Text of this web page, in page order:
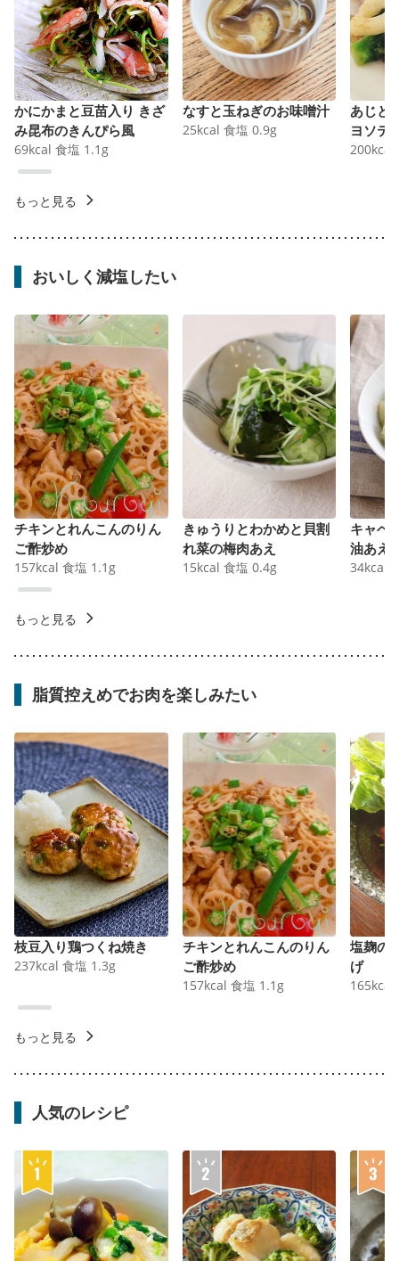
かにかまと豆苗入り きざ
み昆布のきんぴら風
69kcal 食塩 1.1 g
なすと玉ねぎのお味噌汁
25kcal 食塩 0.9g
あじと
ヨソテ
200kcal
もっと見る
おいしく減塩したい
チキンとれんこんのりん
ご酢炒め
157kcal 食塩 1.1 g
きゅうりとわかめと貝割
れ菜の梅肉あえ
15kcal 食塩 0.4g
キャベ
油あえ
34kcal
もっと見る
脂質控えめでお肉を楽しみたい
枝豆入り鶏つくね焼き
237kcal 食塩 1.3g
チキンとれんこんのりん
ご酢炒め
157kcal 食塩 1.1 g
塩麹の
げ
165kcal
もっと見る
人気のレシピ